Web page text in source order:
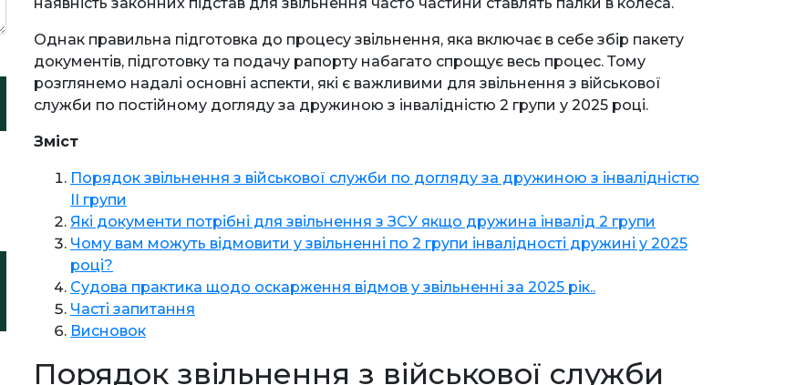
Однак правильна підготовка до процесу звільнення, яка включає в себе збір пакету
документів, підготовку та подачу рапорту набагато спрощує весь процес. Тому
розглянемо надалі основні аспекти, які є важливими для звільнення з військової
служби по постійному догляду за дружиною з інвалідністю 2 групи у 2025 році.
Зміст
Порядок звільнення з військової служби по догляду за дружиною з інвалідністю
ІІ групи
Які документи потрібні для звільнення з ЗСУ якщо дружина інвалід 2 групи
Чому вам можуть відмовити у звільненні по 2 групи інвалідності дружині у 2025
році?
Судова практика щодо оскарження відмов у звільненні за 2025 рік..
Часті запитання
Висновок
Порядок звільнення з військової служби